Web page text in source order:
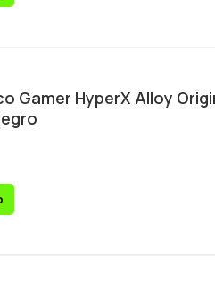
Gamer HyperX Alloy